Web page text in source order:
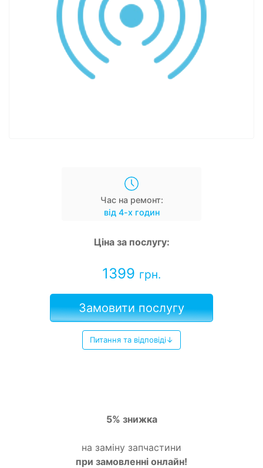
Час на ремонт:
від 4-х годин
Ціна за послугу:
1399 грн.
Замовити послугу
Питання та відповіді↓
5% знижка
на заміну запчастини
при замовленні онлайн!